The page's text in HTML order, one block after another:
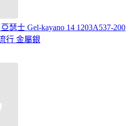
瑟士 Gel-kayano 14 1203A537-200
行 金屬銀